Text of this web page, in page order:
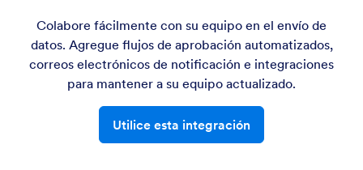
Colabore fácilmente con su equipo en el envío de
datos. Agregue flujos de aprobación automatizados,
correos electrónicos de notificación e integraciones
para mantener a su equipo actualizado.
Utilice esta integración